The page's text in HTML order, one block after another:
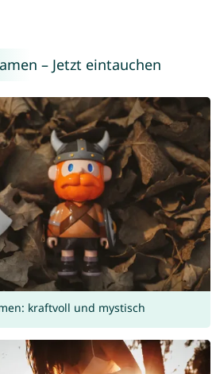
– Jetzt eintauchen
kraftvoll und mystisch